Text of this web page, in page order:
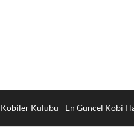
Kobiler Kulübü - En Güncel Kobi